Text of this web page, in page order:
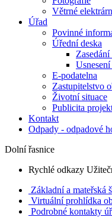
Větrné
Úřad
Povinné
Úřední deska
E-podatelna
Zastupitelstvo
Životní situace
Publicita
Kontakt
Odpady - odpadové
Dolní řasnice
Rychlé odkazy
Základní a mateřská
Virtuální prohlídka
Podrobné kontakty